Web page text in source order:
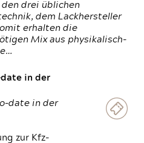
den drei üblichen
dem Lackhersteller
erhalten die
Mix aus physikalisch-
in der
date in der
zur Kfz-